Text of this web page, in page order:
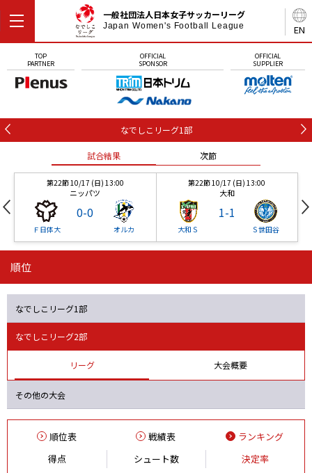
EN
一般社団法人日本女子サッカーリーグ
Japan Women's Football League
TOP
PARTNER
OFFICIAL
SPONSOR
OFFICIAL
SUPPLIER
なでしこリーグ1部
試合結果 次節
第22節 10/17 (日) 13:00
ニッパツ
Ｆ日体大
0-0
オルカ
第22節 10/17 (日) 13:00
大和
大和Ｓ
1-1
Ｓ世田谷
ニッパツ
0-
大和
順位
なでしこリーグ1部
なでしこリーグ2部
リーグ 大会概要
その他の大会
順位表 戦績表
ランキング
得点
シュート数 決定率